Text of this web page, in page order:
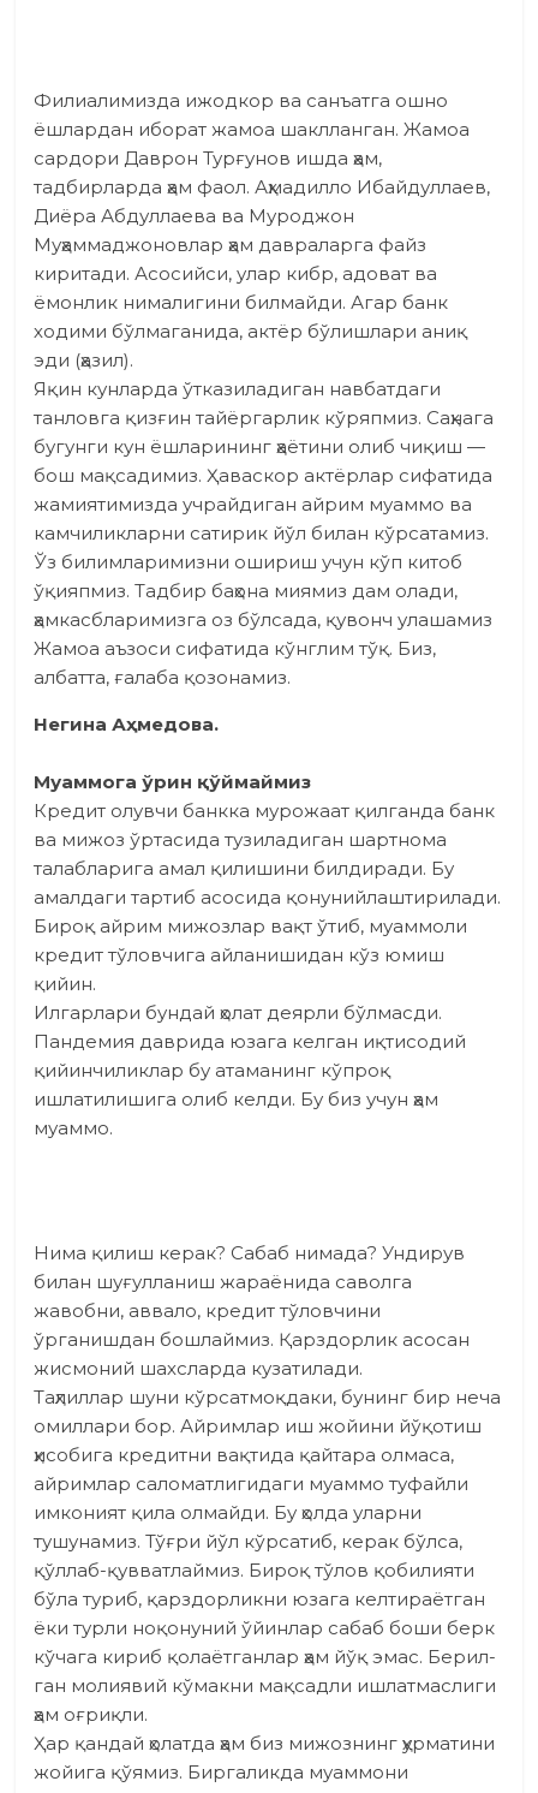
Филиалимизда ижодкор ва санъатга ошно
ёшлардан иборат жамоа шаклланган. Жамоа
сардори Даврон Турғунов ишда ҳам,
тадбирларда ҳам фаол. Аҳмадилло Ибайдуллаев,
Диёра Абдуллаева ва Муроджон
Муҳаммаджоновлар ҳам давраларга файз
киритади. Асосийси, улар кибр, адоват ва
ёмонлик нималигини билмайди. Агар банк
ходими бўлмаганида, актёр бўлишлари аниқ
эди (ҳазил).
Яқин кунларда ўтказиладиган навбатдаги
танловга қизғин тайёргарлик кўряпмиз. Саҳнага
бугунги кун ёшларининг ҳаётини олиб чиқиш —
бош мақсадимиз. Ҳаваскор актёрлар сифатида
жамиятимизда учрайдиган айрим муаммо ва
камчиликларни сатирик йўл билан кўрсатамиз.
Ўз билимларимизни ошириш учун кўп китоб
ўқияпмиз. Тадбир баҳона миямиз дам олади,
ҳамкасбларимизга оз бўлсада, қувонч улашамиз
Жамоа аъзоси сифатида кўнглим тўқ. Биз,
албатта, ғалаба қозонамиз.
Негина Аҳмедова.
Муаммога ўрин қўймаймиз
Кредит олувчи банкка мурожаат қилганда банк
ва мижоз ўртасида тузиладиган шартнома
талабларига амал қилишини билдиради. Бу
амалдаги тартиб асосида қонунийлаштирилади.
Бироқ айрим мижозлар вақт ўтиб, муаммоли
кредит тўловчига айланишидан кўз юмиш
қийин.
Илгарлари бундай ҳолат деярли бўлмасди.
Пандемия даврида юзага келган иқтисодий
қийинчиликлар бу атаманинг кўпроқ
ишлатилишига олиб келди. Бу биз учун ҳам
муаммо.
Нима қилиш керак? Сабаб нимада? Ундирув
билан шуғулланиш жараёнида саволга
жавобни, аввало, кредит тўловчини
ўрганишдан бошлаймиз. Қарздорлик асосан
жисмоний шахсларда кузатилади.
Таҳлиллар шуни кўрсатмоқдаки, бунинг бир неча
омиллари бор. Айримлар иш жойини йўқотиш
ҳисобига кредитни вақтида қайтара олмаса,
айримлар саломатлигидаги муаммо туфайли
имконият қила олмайди. Бу ҳолда уларни
тушунамиз. Тўғри йўл кўрсатиб, керак бўлса,
қўллаб-қувватлаймиз. Бироқ тўлов қобилияти
бўла туриб, қарздорликни юзага келтираётган
ёки турли ноқонуний ўйинлар сабаб боши берк
кўчага кириб қолаётганлар ҳам йўқ эмас. Берил­
ган молиявий кўмакни мақсадли ишлатмаслиги
ҳам оғриқли.
Ҳар қандай ҳолатда ҳам биз мижознинг ҳурматини
жойига қўямиз. Биргаликда муаммони